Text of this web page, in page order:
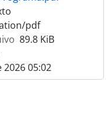
Congresso Tradicionalista
Congresso Tradicionalista
Congresso Tradicionalista
Congresso Tradicionalista
do tradicionalismo
Folclore
Brasileiro de Folclore
pdf
89.8 KiB
05:02